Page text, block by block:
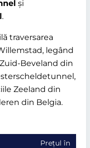
și
.
traversarea
legând
Beveland din
Zeeland din
din Belgia.
Prețul în